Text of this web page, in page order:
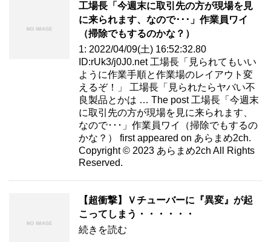
工場長「今週末に取引先の方が現場を見
に来られます、なので･･･」作業員ワイ
（掃除でもするのかな？）
1: 2022/04/09(土) 16:52:32.80
ID:rUk3/j0J0.net 工場長「見られてもいい
ように作業手順と作業場のレイアウト変
えるぞ！」 工場長「見られたらヤバい不
良製品とかは … The post 工場長「今週末
に取引先の方が現場を見に来られます、
なので･･･」作業員ワイ（掃除でもするの
かな？） first appeared on あらまめ2ch.
Copyright © 2023 あらまめ2ch All Rights
Reserved.
【超衝撃】Ｖチューバーに『異変』が起
こってしまう・・・・・・
続きを読む